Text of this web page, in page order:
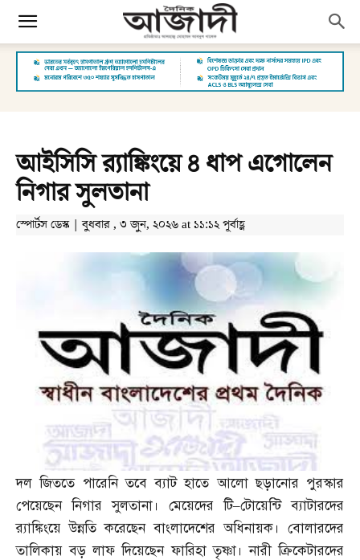
আইসিসি র‌্যাঙ্কিংয়ে ৪ ধাপ এগোলেন
নিগার সুলতানা
স্পোর্টস ডেস্ক | বুধবার , ৩ জুন, ২০২৬ at ১১:১২ পূর্বাহ্ণ
দল জিততে পারেনি তবে ব্যাট হাতে আলো ছড়ানোর পুরস্কার
পেয়েছেন নিগার সুলতানা। মেয়েদের টি–টোয়েন্টি ব্যাটারদের
র‌্যাঙ্কিংয়ে উন্নতি করেছেন বাংলাদেশের অধিনায়ক। বোলারদের
তালিকায় বড় লাফ দিয়েছেন ফারিহা তৃষ্ণা। নারী ক্রিকেটারদের